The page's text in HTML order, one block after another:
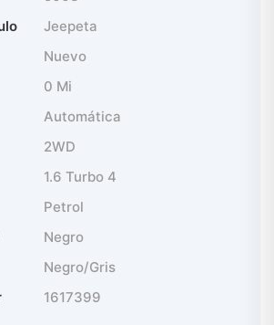
Jeepeta
Nuevo
0 Mi
Automática
2WD
1.6 Turbo 4
Petrol
Negro
Negro/Gris
1617399